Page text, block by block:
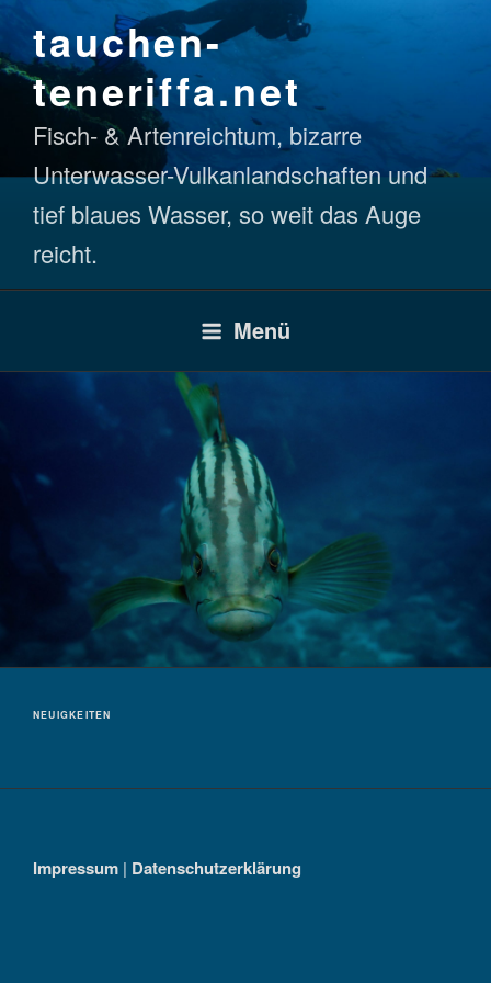
Zum
Inhalt
springentauchen-
teneriffa.net
Fisch- & Artenreichtum, bizarre
Unterwasser-Vulkanlandschaften und
tief blaues Wasser, so weit das Auge
reicht.
Menü
NEUIGKEITEN
Impressum | Datenschutzerklärung